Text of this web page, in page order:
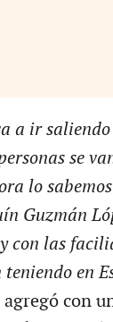
a ir
se
lo
Guzmán
con las
en
agregó con